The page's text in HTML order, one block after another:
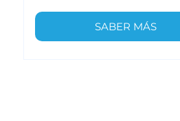
SABER MÁS